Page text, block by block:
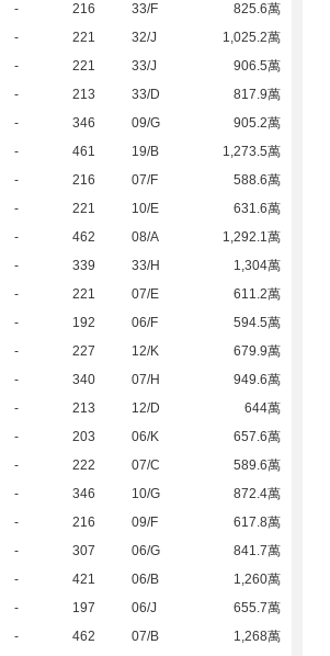
- 216 33/F
825.6萬
- 221 32/J
1,025.2萬
- 221 33/J
906.5萬
- 213 33/D
817.9萬
- 346 09/G
905.2萬
- 461 19/B
1,273.5萬
- 216 07/F
588.6萬
- 221 10/E
631.6萬
- 462 08/A
1,292.1萬
- 339 33/H
1,304萬
- 221 07/E
611.2萬
- 192 06/F
594.5萬
- 227 12/K
679.9萬
- 340 07/H
949.6萬
- 213 12/D
644萬
- 203 06/K
657.6萬
- 222 07/C
589.6萬
- 346 10/G
872.4萬
- 216 09/F
617.8萬
- 307 06/G
841.7萬
- 421 06/B
1,260萬
- 197 06/J
655.7萬
- 462 07/B
1,268萬